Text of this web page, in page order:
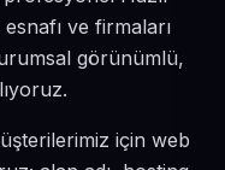
ve firmaları
görünümlü,
için web